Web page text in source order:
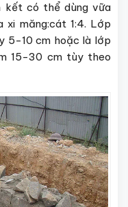
kết có thể dùng vữa
xi măng:cát 1:4. Lớp
5-10 cm hoặc là lớp
15-30 cm tùy theo